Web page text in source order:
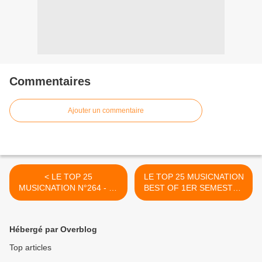
Commentaires
Ajouter un commentaire
< LE TOP 25
MUSICNATION N°264 - 28
Juin 2020
LE TOP 25 MUSICNATION
BEST OF 1ER SEMESTRE
2020 >
Hébergé par Overblog
Top articles